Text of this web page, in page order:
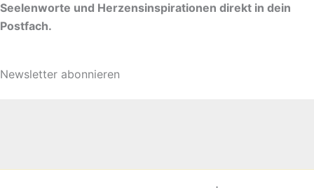
Seelenworte und Herzensinspirationen direkt in dein
Postfach.
Newsletter abonnieren